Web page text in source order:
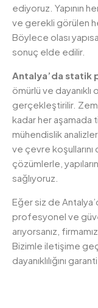
ediyoruz. Yapının
ve gerekli görülen
Böylece olası
sonuç elde edilir.
Antalya’da statik
ömürlü ve dayanıklı
gerçekleştirilir.
kadar her aşamada
mühendislik
ve çevre
çözümlerle,
sağlıyoruz.
Eğer siz de
profesyonel ve
arıyorsanız,
Bizimle iletişime
dayanıklılığını